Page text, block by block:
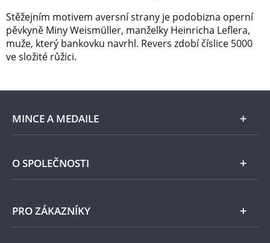
Stěžejním motivem aversní strany je podobizna operní
pěvkyně Miny Weismüller, manželky Heinricha Leflera,
muže, který bankovku navrhl. Revers zdobí číslice 5000
ve složité růžici.
MINCE A MEDAILE
E-shop
Stříbro
O SPOLEČNOSTI
Národní Pokladnice
PRO ZÁKAZNÍKY